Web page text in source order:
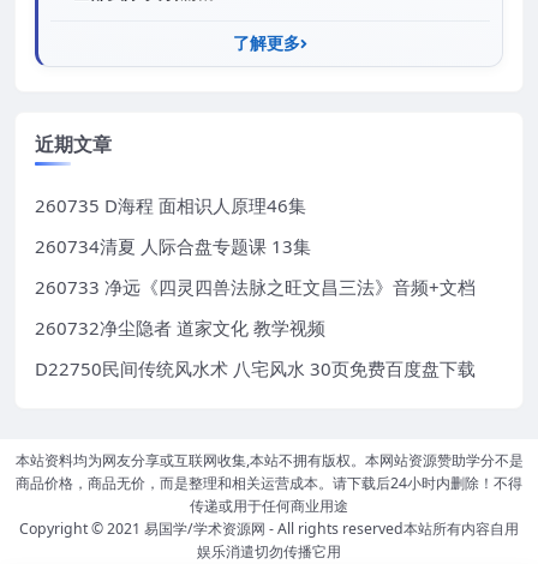
了解更多
近期文章
260735 D海程 面相识人原理46集
260734清夏 人际合盘专题课 13集
260733 净远《四灵四兽法脉之旺文昌三法》音频+文档
260732净尘隐者 道家文化 教学视频
D22750民间传统风水术 八宅风水 30页免费百度盘下载
本站资料均为网友分享或互联网收集,本站不拥有版权。本网站资源赞助学分不是
商品价格，商品无价，而是整理和相关运营成本。请下载后24小时内删除！不得
传递或用于任何商业用途
Copyright © 2021 易国学/学术资源网 - All rights reserved本站所有内容自用
娱乐消遣切勿传播它用